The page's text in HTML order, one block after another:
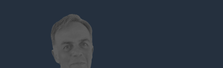
kOhm en 20 kOhm
uitgangen.